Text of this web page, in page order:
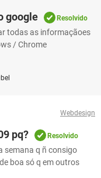
google Resolvido
todas as informaçãoes
/ Chrome
Webdesign
pq? Resolvido
semana q ñ consigo
boa só q em outros